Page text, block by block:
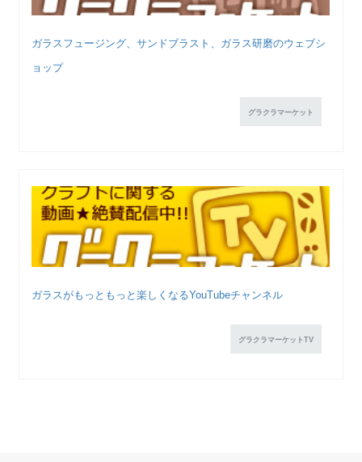
ガラスフュージング、サンドブラスト、ガラス研磨のウェブシ
ョップ
グラクラマーケット
ガラスがもっともっと楽しくなるYouTubeチャンネル
グラクラマーケットTV